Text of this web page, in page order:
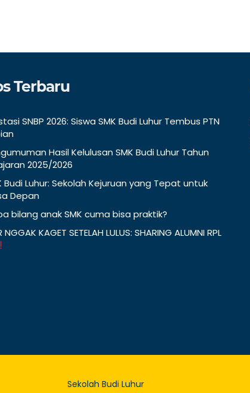
Terbaru
SNBP 2026: Siswa SMK Budi Luhur Tembus PTN
Hasil Kelulusan SMK Budi Luhur Tahun
2025/2026
Budi Luhur: Sekolah Kejuruan yang Tepat untuk
Depan
bilang anak SMK cuma bisa praktik?
NGGAK KAGET SETELAH LULUS: SHARING ALUMNI RPL
Sekolah Budi Luhur